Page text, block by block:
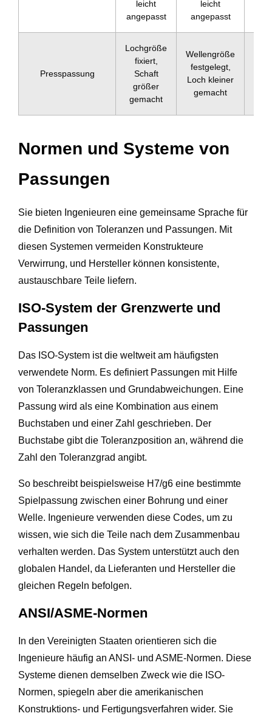
leicht
angepasst
leicht
angepasst
Presspassung
Lochgröße
fixiert,
Schaft
größer
gemacht
Wellengröße
festgelegt,
Loch kleiner
gemacht
Normen und Systeme von
Passungen
Sie bieten Ingenieuren eine gemeinsame Sprache für
die Definition von Toleranzen und Passungen. Mit
diesen Systemen vermeiden Konstrukteure
Verwirrung, und Hersteller können konsistente,
austauschbare Teile liefern.
ISO-System der Grenzwerte und
Passungen
Das ISO-System ist die weltweit am häufigsten
verwendete Norm. Es definiert Passungen mit Hilfe
von Toleranzklassen und Grundabweichungen. Eine
Passung wird als eine Kombination aus einem
Buchstaben und einer Zahl geschrieben. Der
Buchstabe gibt die Toleranzposition an, während die
Zahl den Toleranzgrad angibt.
So beschreibt beispielsweise H7/g6 eine bestimmte
Spielpassung zwischen einer Bohrung und einer
Welle. Ingenieure verwenden diese Codes, um zu
wissen, wie sich die Teile nach dem Zusammenbau
verhalten werden. Das System unterstützt auch den
globalen Handel, da Lieferanten und Hersteller die
gleichen Regeln befolgen.
ANSI/ASME-Normen
In den Vereinigten Staaten orientieren sich die
Ingenieure häufig an ANSI- und ASME-Normen. Diese
Systeme dienen demselben Zweck wie die ISO-
Normen, spiegeln aber die amerikanischen
Konstruktions- und Fertigungsverfahren wider. Sie